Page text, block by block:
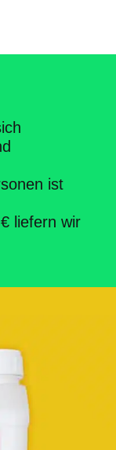
ist
liefern wir